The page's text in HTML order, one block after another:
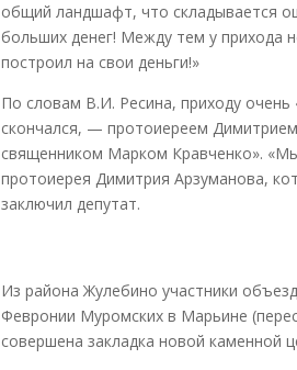
общий ландшафт, что складывается
больших денег! Между тем у прихода
построил на свои деньги!»
По словам В.И. Ресина, приходу очень
скончался, — протоиереем
священником Марком Кравченко».
протоиерея Димитрия Арзуманова,
заключил депутат.
Из района Жулебино участники
Февронии Муромских в Марьине
совершена закладка новой каменной